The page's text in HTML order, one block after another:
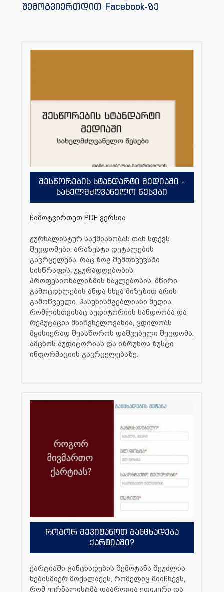
შემოგვიერთდით Facebook-ზე
შესწორების სტანდარტი მედიაში -
სახელმძღვანელო წესები
ჩამოტვირთეთ PDF ვერსია
ჟურნალისტურ საქმიანობას თან სდევს
შეცდომები, არაზუსტი დეტალების
გავრცელება, რაც ზოგ შემთხვევაში
სისწრაფის, უყურადღებობის,
პროფესიონალიზმის ნაკლებობის, მწირი
გამოცდილების ანდა სხვა მიზეზით არის
გამოწვეული. პასუხისმგებლიანი მედია,
რომლისთვისაც აუდიტორიის სანდოობა და
რეპუტაცია მნიშვნელოვანია, ცდილობს
მყისიერად შეასწოროს დაშვებული შეცდომა,
ამცნოს აუდიტორიას და იზრუნოს ზუსტი
ინფორმაციის გავრცელებაზე.
როგორ შევიტანოთ განცხადება
ქარტიაში?
ქარტიაში განცხადების შემოტანა შეუძლია
ნებისმიერ მოქალაქეს, რომელიც მიიჩნევს,
რომ ჟურნალისტმა დაარღვია ეთიკური და